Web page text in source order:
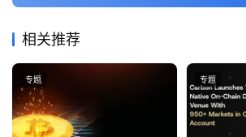
相关推荐
专题 专题